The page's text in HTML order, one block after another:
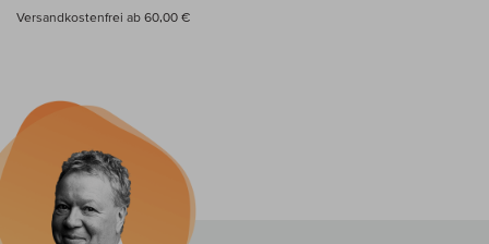
Versandkostenfrei ab 60,00 €